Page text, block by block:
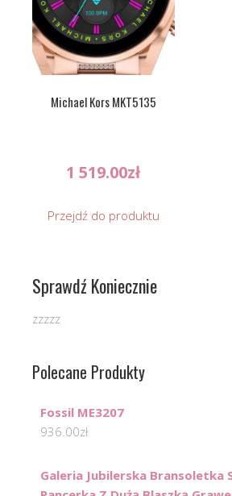
Michael Kors MKT5135
1 519.00zł
Przejdź do produktu
Sprawdź Koniecznie
zzzzz
Polecane Produkty
Fossil ME3207
936.00zł
Galeria Jubilerska Bransoletka